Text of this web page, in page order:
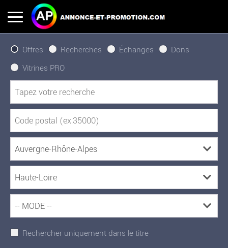
Offres Recherches Échanges
Dons
Vitrines PRO
Rechercher uniquement dans le titre